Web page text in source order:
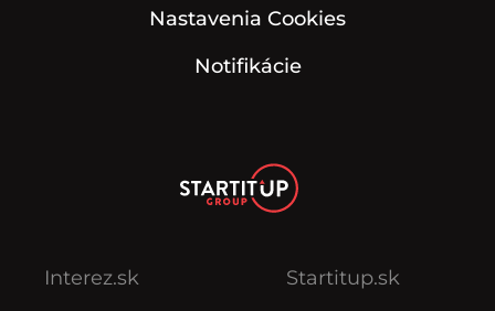
Nastavenia Cookies
Notifikácie
Interez.sk
Startitup.sk